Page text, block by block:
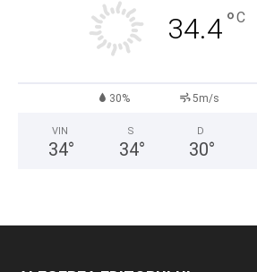
34.4°C
30% 5m/s
VIN
34°
S
34°
D
30°